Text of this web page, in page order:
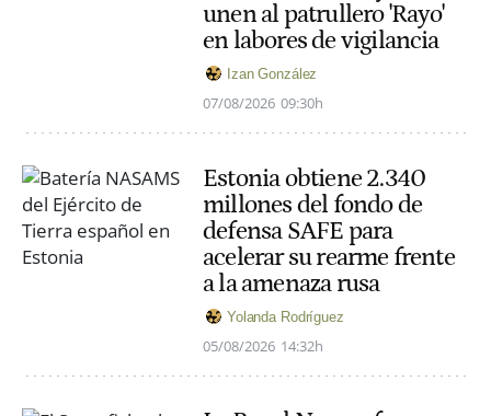
unen al patrullero 'Rayo'
en labores de vigilancia
Izan González
07/08/2026 09:30h
Estonia obtiene 2.340
millones del fondo de
defensa SAFE para
acelerar su rearme frente
a la amenaza rusa
Yolanda Rodríguez
05/08/2026 14:32h